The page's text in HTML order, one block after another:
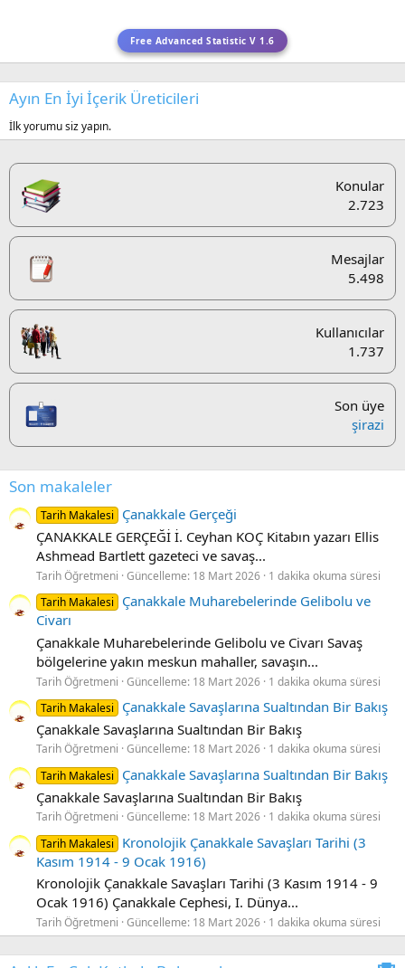
Free Advanced Statistic V 1.6
Ayın En İyi İçerik Üreticileri
İlk yorumu siz yapın.
Konular
2.723
Mesajlar
5.498
Kullanıcılar
1.737
Son üye
şirazi
Son makaleler
Tarih Makalesi
Çanakkale Gerçeği
ÇANAKKALE GERÇEĞİ İ. Ceyhan KOÇ Kitabın yazarı Ellis
Ashmead Bartlett gazeteci ve savaş...
Tarih Öğretmeni Güncelleme: 18 Mart 2026 1 dakika okuma süresi
Tarih Makalesi
Çanakkale Muharebelerinde Gelibolu ve
Civarı
Çanakkale Muharebelerinde Gelibolu ve Civarı Savaş
bölgelerine yakın meskun mahaller, savaşın...
Tarih Öğretmeni Güncelleme: 18 Mart 2026 1 dakika okuma süresi
Tarih Makalesi
Çanakkale Savaşlarına Sualtından Bir Bakış
Çanakkale Savaşlarına Sualtından Bir Bakış
Tarih Öğretmeni Güncelleme: 18 Mart 2026 1 dakika okuma süresi
Tarih Makalesi
Çanakkale Savaşlarına Sualtından Bir Bakış
Çanakkale Savaşlarına Sualtından Bir Bakış
Tarih Öğretmeni Güncelleme: 18 Mart 2026 1 dakika okuma süresi
Tarih Makalesi
Kronolojik Çanakkale Savaşları Tarihi (3
Kasım 1914 - 9 Ocak 1916)
Kronolojik Çanakkale Savaşları Tarihi (3 Kasım 1914 - 9
Ocak 1916) Çanakkale Cephesi, I. Dünya...
Tarih Öğretmeni Güncelleme: 18 Mart 2026 1 dakika okuma süresi